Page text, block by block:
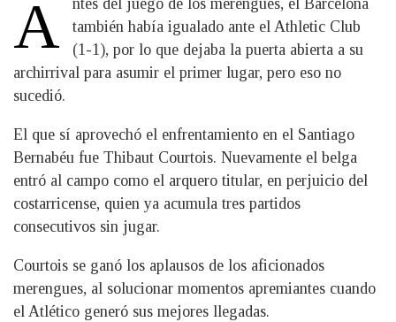
A
ntes del juego de los merengues, el Barcelona
también había igualado ante el Athletic Club
(1-1), por lo que dejaba la puerta abierta a su
archirrival para asumir el primer lugar, pero eso no
sucedió.
El que sí aprovechó el enfrentamiento en el Santiago
Bernabéu fue Thibaut Courtois. Nuevamente el belga
entró al campo como el arquero titular, en perjuicio del
costarricense, quien ya acumula tres partidos
consecutivos sin jugar.
Courtois se ganó los aplausos de los aficionados
merengues, al solucionar momentos apremiantes cuando
el Atlético generó sus mejores llegadas.